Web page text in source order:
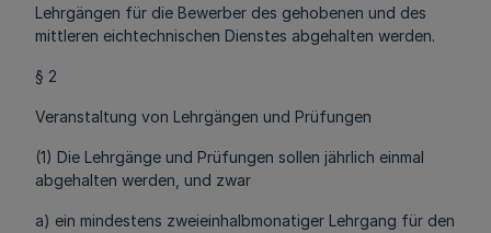
Lehrgängen für die Bewerber des gehobenen und des
mittleren eichtechnischen Dienstes abgehalten werden.
§ 2
Veranstaltung von Lehrgängen und Prüfungen
(1) Die Lehrgänge und Prüfungen sollen jährlich einmal
abgehalten werden, und zwar
a) ein mindestens zweieinhalbmonatiger Lehrgang für den